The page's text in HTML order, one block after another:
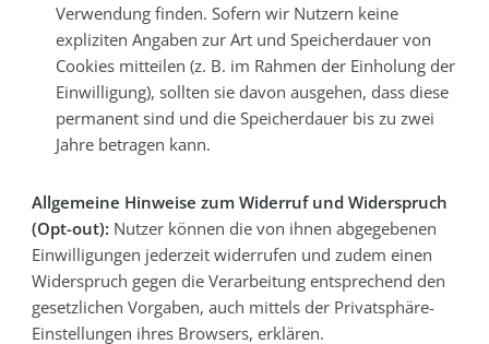
Verwendung finden. Sofern wir Nutzern keine
expliziten Angaben zur Art und Speicherdauer von
Cookies mitteilen (z. B. im Rahmen der Einholung der
Einwilligung), sollten sie davon ausgehen, dass diese
permanent sind und die Speicherdauer bis zu zwei
Jahre betragen kann.
Allgemeine Hinweise zum Widerruf und Widerspruch
(Opt-out): Nutzer können die von ihnen abgegebenen
Einwilligungen jederzeit widerrufen und zudem einen
Widerspruch gegen die Verarbeitung entsprechend den
gesetzlichen Vorgaben, auch mittels der Privatsphäre-
Einstellungen ihres Browsers, erklären.